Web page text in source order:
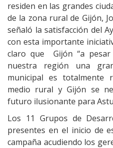
residen en las grandes
de la zona rural de Gijón,
señaló la satisfacción del
con esta importante
claro que Gijón “a
nuestra región una
municipal es totalmente
medio rural y Gijón se
futuro ilusionante para
Los 11 Grupos de
presentes en el inicio de
campaña acudiendo los